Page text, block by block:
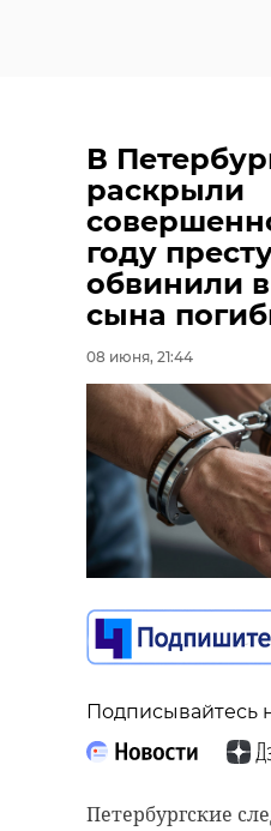
В
раскрыли
году
обвинили
сына
08 июня, 21:44
Подписывайтесь
Петербургские